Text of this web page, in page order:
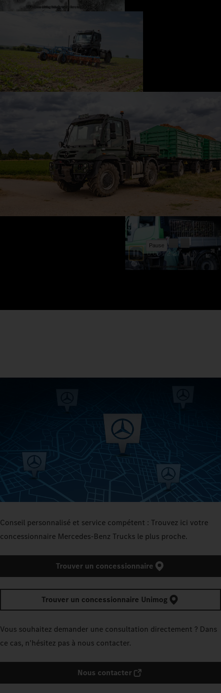
Conseil personnalisé et service compétent : Trouvez ici votre
concessionnaire Mercedes‑Benz Trucks le plus proche.
Trouver un concessionnaire
Trouver un concessionnaire Unimog
Vous souhaitez demander une consultation directement ? Dans
ce cas, n'hésitez pas à nous contacter.
Nous contacter